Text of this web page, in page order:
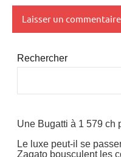
Rechercher
Une Bugatti à 1 579 ch
Le luxe peut-il se
Zagato bousculent les